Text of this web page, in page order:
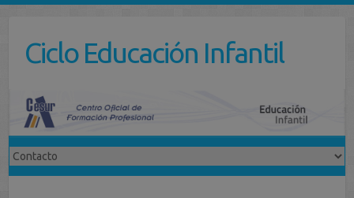
contenidoCiclo Educación Infantil